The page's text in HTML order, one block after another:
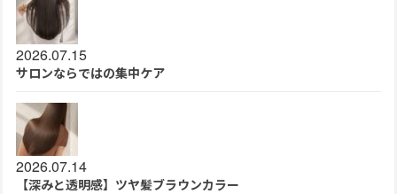
2026.07.15
サロンならではの集中ケア
2026.07.14
【深みと透明感】ツヤ髪ブラウンカラー